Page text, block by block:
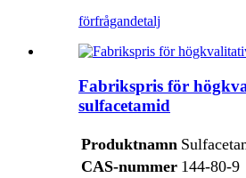
förfrågandetalj
Fabrikspris för
sulfacetamid
Produktnamn
CAS-nummer 144-80-9